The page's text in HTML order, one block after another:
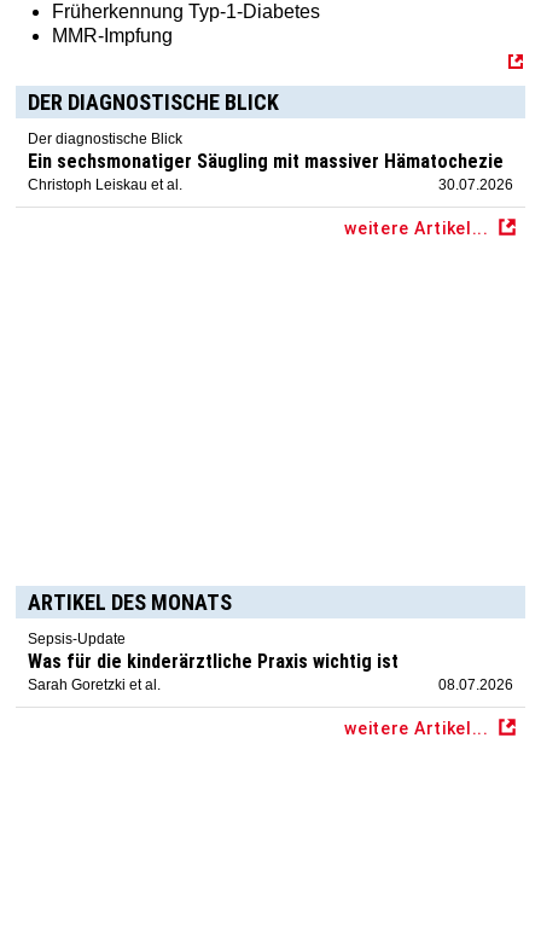
Früherkennung Typ-1-Diabetes
MMR-Impfung
DER DIAGNOSTISCHE BLICK
Der diagnostische Blick
Ein sechsmonatiger Säugling mit massiver Hämatochezie
Christoph Leiskau et al. 30.07.2026
weitere Artikel...
ARTIKEL DES MONATS
Sepsis-Update
Was für die kinderärztliche Praxis wichtig ist
Sarah Goretzki et al. 08.07.2026
weitere Artikel...